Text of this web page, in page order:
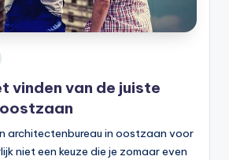
vinden van de juiste
architectenbureau in oostzaan voor
niet een keuze die je zomaar even